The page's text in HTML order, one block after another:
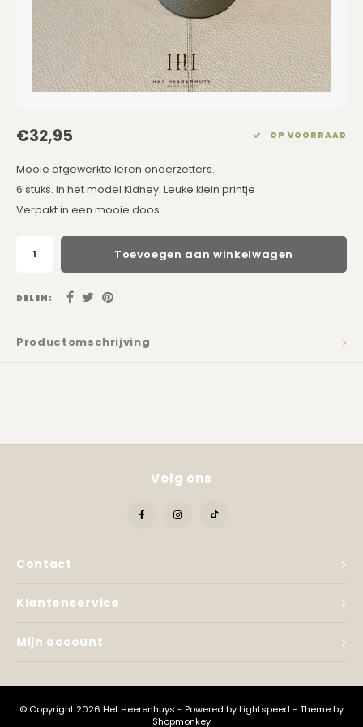
Eetkamerstoelen
Barkrukken
Banken
TV Kasten
Kasten op Maat
Rechthoekige Lampenkappen
Schuine Lampenkappen
Pet Lampenkappen
SALE Lampenkappen
Kussens Roze
Kussens Goud
Kussens Grijs
Kussens Blauw
Kussens Groen
Kussens SALE
Kaarsen
Dienbladen / Schalen
Kunstbloemen
Plaids
Wand Schilderijen
Zuilen
Spiegels
Asleigh & Burwood
€32,95 OP VOORRAAD
Mooie afgewerkte leren onderzetters.
6 stuks. In het model Kidney. Leuke klein printje
Verpakt in een mooie doos.
Toevoegen aan winkelwagen
DELEN:
Productomschrijving
Contact
Volg ons
Klantenservice
Mijn account
© Copyright 2026 Het Heerenhuys - Powered byLightspeed - Theme by
Shopmonkey